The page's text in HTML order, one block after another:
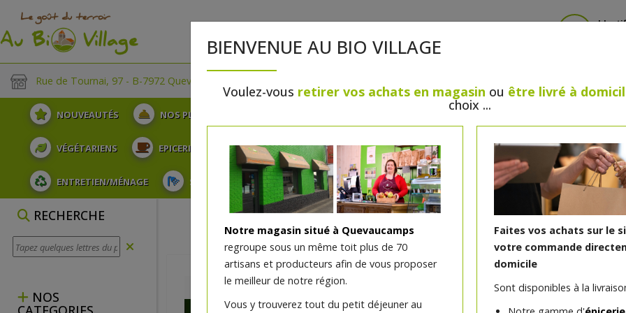
Rue de Tournai, 97 - B-7972 Quevaucamps
NOUVEAUTÉS NOS PLATEAUX
VÉGÉTARIENS EPICERIE PLATS TRAITEUR BOULANGERIE / PÂTISSERIE SANS GLUTEN, SANS
ENTRETIEN/MÉNAGE SOINS ET HYGIÈNE DU CORPS BEAUTÉ HUILES ESSENTIELLES MAISON
RECHERCHE
NOS
BIENVENUE AU BIO VILLAGE
Voulez-vous retirer vos achats en magasin ou être livré à
choix ...
Notre magasin situé à Quevaucamps
regroupe sous un même toit plus de 70
artisans et producteurs afin de vous proposer
le meilleur de notre région.
Vous y trouverez tout du petit déjeuner au
Faites vos achats sur le
votre commande
domicile
Sont disponibles à la
Lait cru 1 litre Ferme